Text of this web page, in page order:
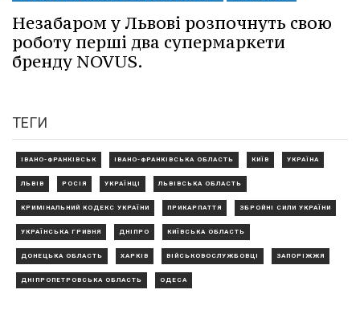
Незабаром у Львові розпочнуть свою
роботу перші два супермаркети
бренду NOVUS.
ТЕГИ
ІВАНО-ФРАНКІВСЬК ІВАНО-ФРАНКІВСЬКА ОБЛАСТЬ КИЇВ УКРАЇНА
ЛЬВІВ РОСІЯ УКРАЇНЦІ ЛЬВІВСЬКА ОБЛАСТЬ
КРИМІНАЛЬНИЙ КОДЕКС УКРАЇНИ ПРИКАРПАТТЯ ЗБРОЙНІ СИЛИ УКРАЇНИ
УКРАЇНСЬКА ГРИВНЯ ДНІПРО КИЇВСЬКА ОБЛАСТЬ
ДОНЕЦЬКА ОБЛАСТЬ ХАРКІВ ВІЙСЬКОВОСЛУЖБОВЦІ ЗАПОРІЖЖЯ
ДНІПРОПЕТРОВСЬКА ОБЛАСТЬ ОДЕСА